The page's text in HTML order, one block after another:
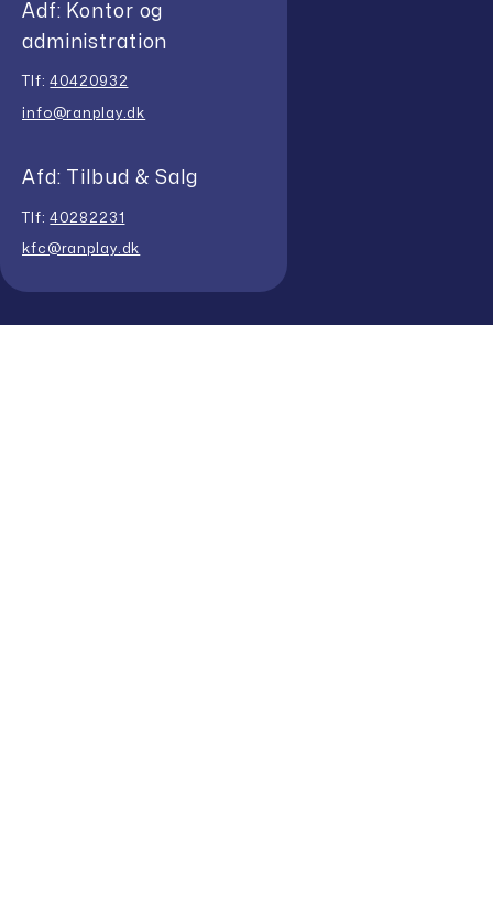
Adf: Kontor og
administration
Tlf:40420932
info@ranplay.dk
Afd: Tilbud & Salg
Tlf:40282231
kfc@ranplay.dk